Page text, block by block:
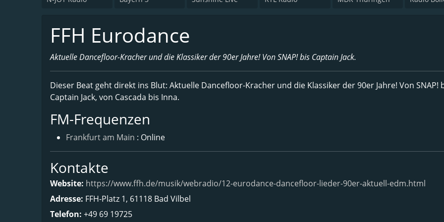
FFH Eurodance
Aktuelle Dancefloor-Kracher und die Klassiker der 90er Jahre! Von SNAP! bis Captain Jack.
Dieser Beat geht direkt ins Blut: Aktuelle Dancefloor-Kracher und die Klassiker der 90er Jahre! Von SNAP!
Captain Jack, von Cascada bis Inna.
FM-Frequenzen
Frankfurt am Main : Online
Kontakte
Website: https://www.ffh.de/musik/webradio/12-eurodance-dancefloor-lieder-90er-aktuell-edm.html
Adresse: FFH-Platz 1, 61118 Bad Vilbel
Telefon: +49 69 19725